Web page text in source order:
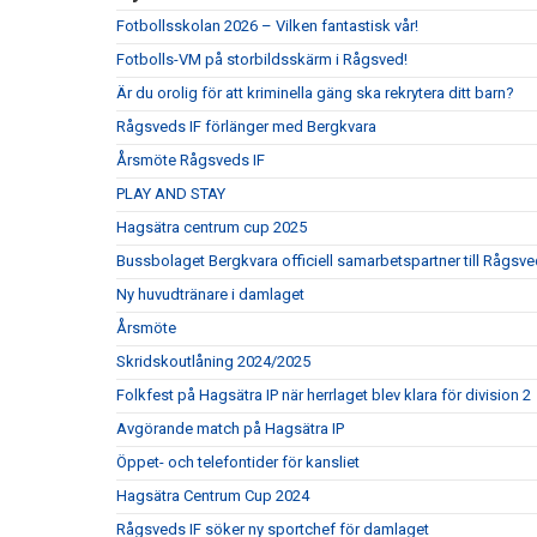
Fotbollsskolan 2026 – Vilken fantastisk vår!
Fotbolls-VM på storbildsskärm i Rågsved!
Är du orolig för att kriminella gäng ska rekrytera ditt barn?
Rågsveds IF förlänger med Bergkvara
Årsmöte Rågsveds IF
PLAY AND STAY
Hagsätra centrum cup 2025
Bussbolaget Bergkvara officiell samarbetspartner till
Ny huvudtränare i damlaget
Årsmöte
Skridskoutlåning 2024/2025
Folkfest på Hagsätra IP när herrlaget blev klara för division 2
Avgörande match på Hagsätra IP
Öppet- och telefontider för kansliet
Hagsätra Centrum Cup 2024
Rågsveds IF söker ny sportchef för damlaget